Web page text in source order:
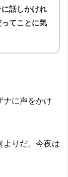
話しかけれ
てことに気
ナに声をかけ
よりだ。今夜は